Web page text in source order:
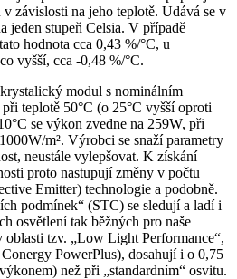
závislosti na jeho teplotě. Udává se v
jeden stupeň Celsia. V případě
hodnota cca 0,43 %/°C, u
vyšší, cca -0,48 %/°C.
modul s nominálním
teplotě 50°C (o 25°C vyšší oproti
se výkon zvedne na 259W, při
m². Výrobci se snaží parametry
­neustále vylepšovat. K získání
proto nastupují změny v počtu
Emitter) technologie a podobně.
podmínek“ (STC) se sledují a ladí i
osvětlení tak běžných pro naše
tzv. „Low Light Performance“,
PowerPlus), dosahují i o 0,75
než při „standardním“ osvitu.